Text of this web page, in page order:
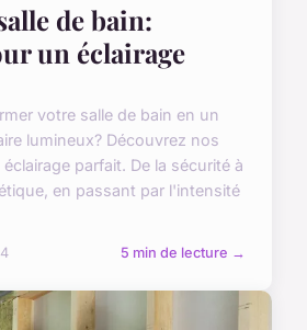
de bain:
un éclairage
votre salle de bain en un
lumineux? Découvrez nos
parfait. De la sécurité à
en passant par l'intensité
5 min de lecture →